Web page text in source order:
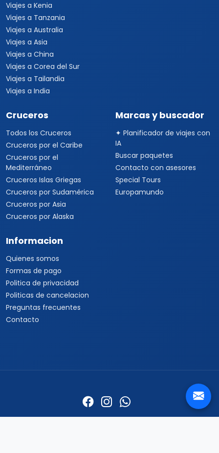
Viajes a Kenia
Viajes a Tanzania
Viajes a Australia
Viajes a Asia
Viajes a China
Viajes a Corea del Sur
Viajes a Tailandia
Viajes a India
Cruceros
Todos los Cruceros
Cruceros por el Caribe
Cruceros por el
Mediterráneo
Cruceros Islas Griegas
Cruceros por Sudamérica
Cruceros por Asia
Cruceros por Alaska
Marcas y buscador
✦ Planificador de viajes con
IA
Buscar paquetes
Contacto con asesores
Special Tours
Europamundo
Informacion
Quienes somos
Formas de pago
Politica de privacidad
Politicas de cancelacion
Preguntas frecuentes
Contacto